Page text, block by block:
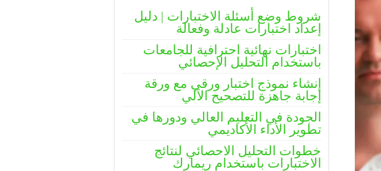
شروط وضع أسئلة الاختبارات | دليل
إعداد اختبارات عادلة وفعالة
اختبارات نهائية احترافية للجامعات
باستخدام التحليل الإحصائي
إنشاء نموذج اختبار ورقي مع ورقة
إجابة جاهزة للتصحيح الآلي
الجودة في التعليم العالي ودورها في
تطوير الأداء الأكاديمي
خطوات التحليل الاحصائي لنتائج
الاختبارات باستخدام ريمارك